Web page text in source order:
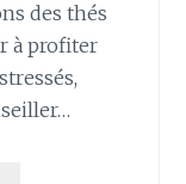
des thés
à profiter